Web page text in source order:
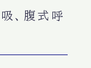
、腹式呼